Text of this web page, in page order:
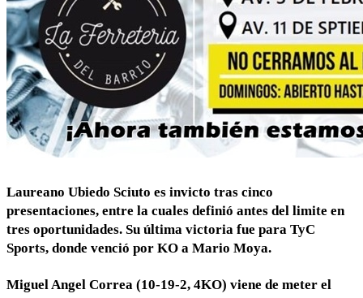
Laureano Ubiedo Sciuto es invicto tras cinco
presentaciones, entre la cuales definió antes del limite en
tres oportunidades. Su última victoria fue para TyC
Sports, donde venció por KO a Mario Moya.
Miguel Angel Correa (10-19-2, 4KO) viene de meter el